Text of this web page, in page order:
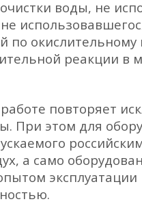
воды, не
реакции в
повторяет
При этом для
а само